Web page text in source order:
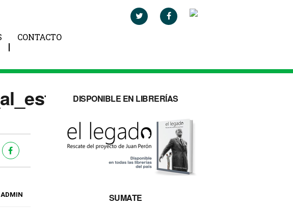
CONTACTO
ADMIN
DISPONIBLE EN LIBRERÍAS
SUMATE